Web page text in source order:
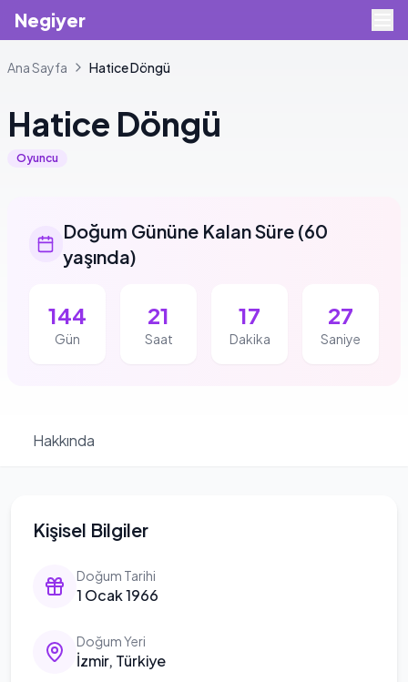
Negiyer
Ana Sayfa HaticeDöngü
Hatice Döngü
Oyuncu
Doğum Gününe Kalan Süre(60
yaşında)
144
Gün
21
Saat
17
Dakika
26
Saniye
Hakkında
Kişisel Bilgiler
Doğum Tarihi
1 Ocak 1966
Doğum Yeri
İzmir, Türkiye